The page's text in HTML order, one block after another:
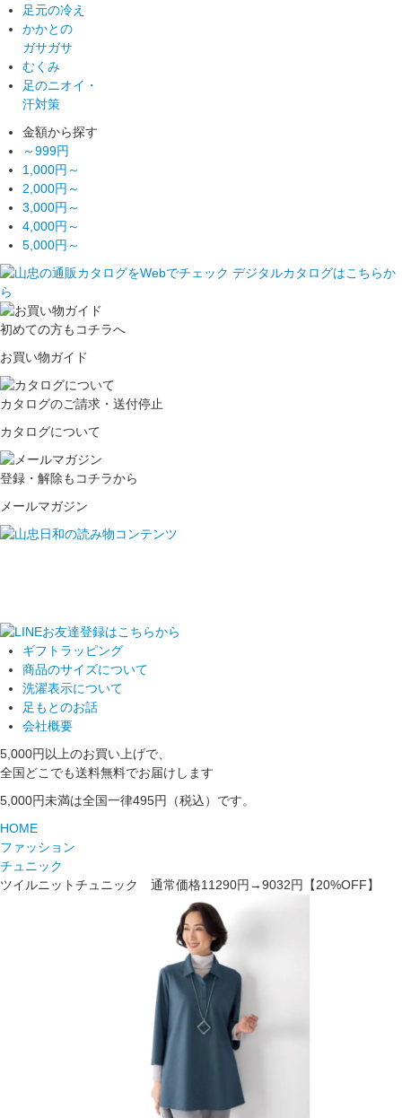
足元の冷え
かかとの
ガサガサ
むくみ
足のニオイ・
汗対策
金額から探す
～999円
1,000円～
2,000円～
3,000円～
4,000円～
5,000円～
初めての方もコチラへ
お買い物ガイド
カタログのご請求・送付停止
カタログについて
登録・解除もコチラから
メールマガジン
ギフトラッピング
商品のサイズについて
洗濯表示について
足もとのお話
会社概要
5,000円以上のお買い上げで、
全国どこでも送料無料でお届けします
5,000円未満は全国一律495円（税込）です。
HOME
ファッション
チュニック
ツイルニットチュニック 通常価格11290円→9032円【20%OFF】